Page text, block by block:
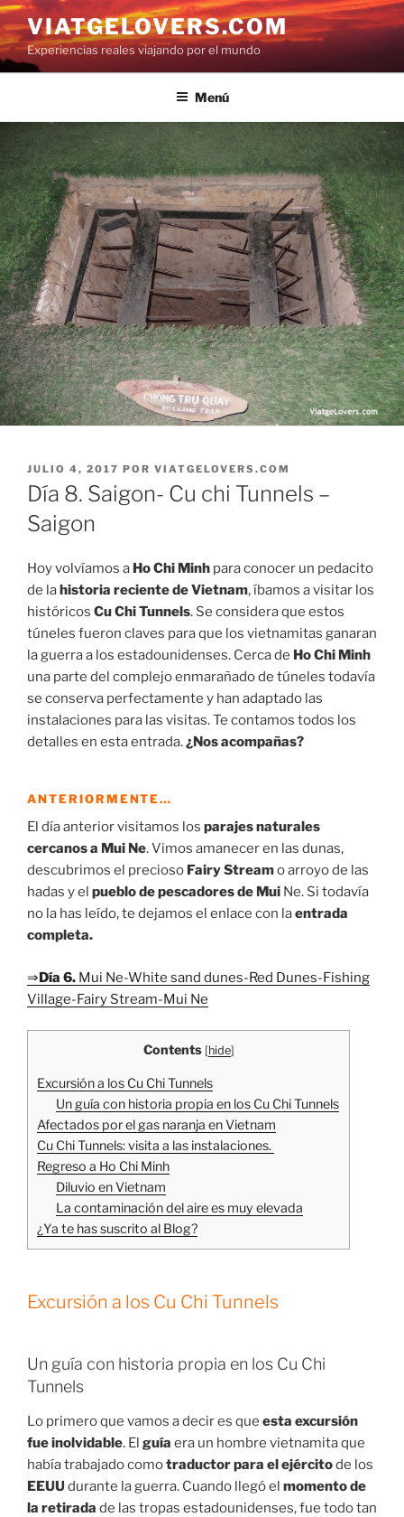
Saltar
al
contenido
VIATGELOVERS.COM
Experiencias reales viajando por el mundo
Menú
PUBLICADO
EL
JULIO 4, 2017 POR VIATGELOVERS.COM
Día 8. Saigon- Cu chi Tunnels –
Saigon
Hoy volvíamos a Ho Chi Minh para conocer un pedacito
de lahistoria reciente de Vietnam, íbamos a visitar los
históricos Cu Chi Tunnels. Se considera que estos
túneles fueron claves para que los vietnamitas ganaran
la guerra a los estadounidenses. Cerca de Ho Chi Minh
una parte del complejo enmarañado de túneles todavía
se conserva perfectamente y han adaptado las
instalaciones para las visitas. Te contamos todos los
detalles en esta entrada.¿Nos acompañas?
ANTERIORMENTE…
El día anterior visitamos los parajes naturales
cercanos a Mui Ne. Vimos amanecer en las dunas,
descubrimos el precioso Fairy Streamo arroyo de las
hadas y el pueblo de pescadores de Mui Ne. Si todavía
no la has leído, te dejamos el enlace con laentrada
completa.
⇒Día 6. Mui Ne-White sand dunes-Red Dunes-Fishing
Village-Fairy Stream-Mui Ne
Contents [hide]
Excursión a los Cu Chi Tunnels
Un guía con historia propia en los Cu Chi Tunnels
Afectados por el gas naranja en Vietnam
Cu Chi Tunnels: visita a las instalaciones.
Regreso a Ho Chi Minh
Diluvio en Vietnam
La contaminación del aire es muy elevada
¿Ya te has suscrito al Blog?
Excursión a los Cu Chi Tunnels
Un guía con historia propia en los Cu Chi
Tunnels
Lo primero que vamos a decir es que esta excursión
fue inolvidable. El guía era un hombre vietnamita que
había trabajado comotraductor para el ejércitode los
EEUU durante la guerra. Cuando llegó el momento de
la retirada de las tropas estadounidenses, fue todo tan